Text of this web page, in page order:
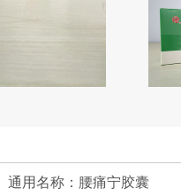
通用名称：腰痛宁胶囊